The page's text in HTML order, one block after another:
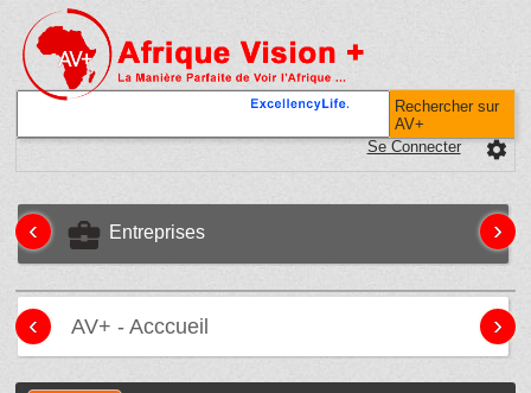
Rechercher sur
AV+
settings
Se Connecter
business_center Entreprises
‹ ›
AV+ - Acccueil
‹ ›